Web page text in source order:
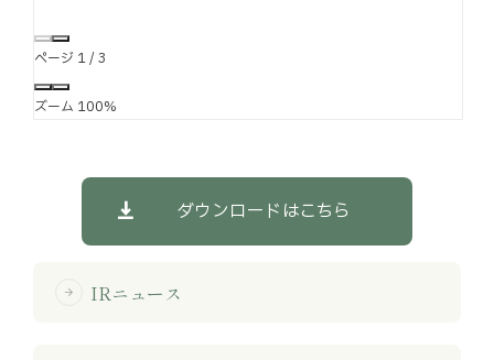
ページ 1/3
ズーム 100%
ダウンロードはこちら
arrow_forward IRニュース